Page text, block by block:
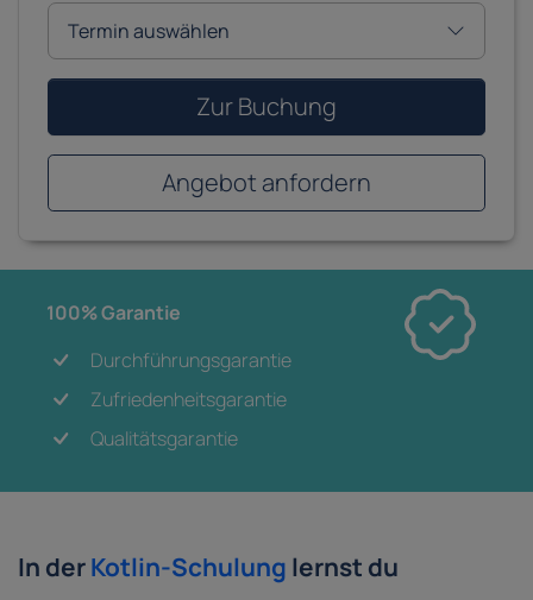
In derKotlin-Schulung lernst du
Zur Buchung
Angebot anfordern
100% Garantie
Durchführungsgarantie
Zufriedenheitsgarantie
Qualitätsgarantie